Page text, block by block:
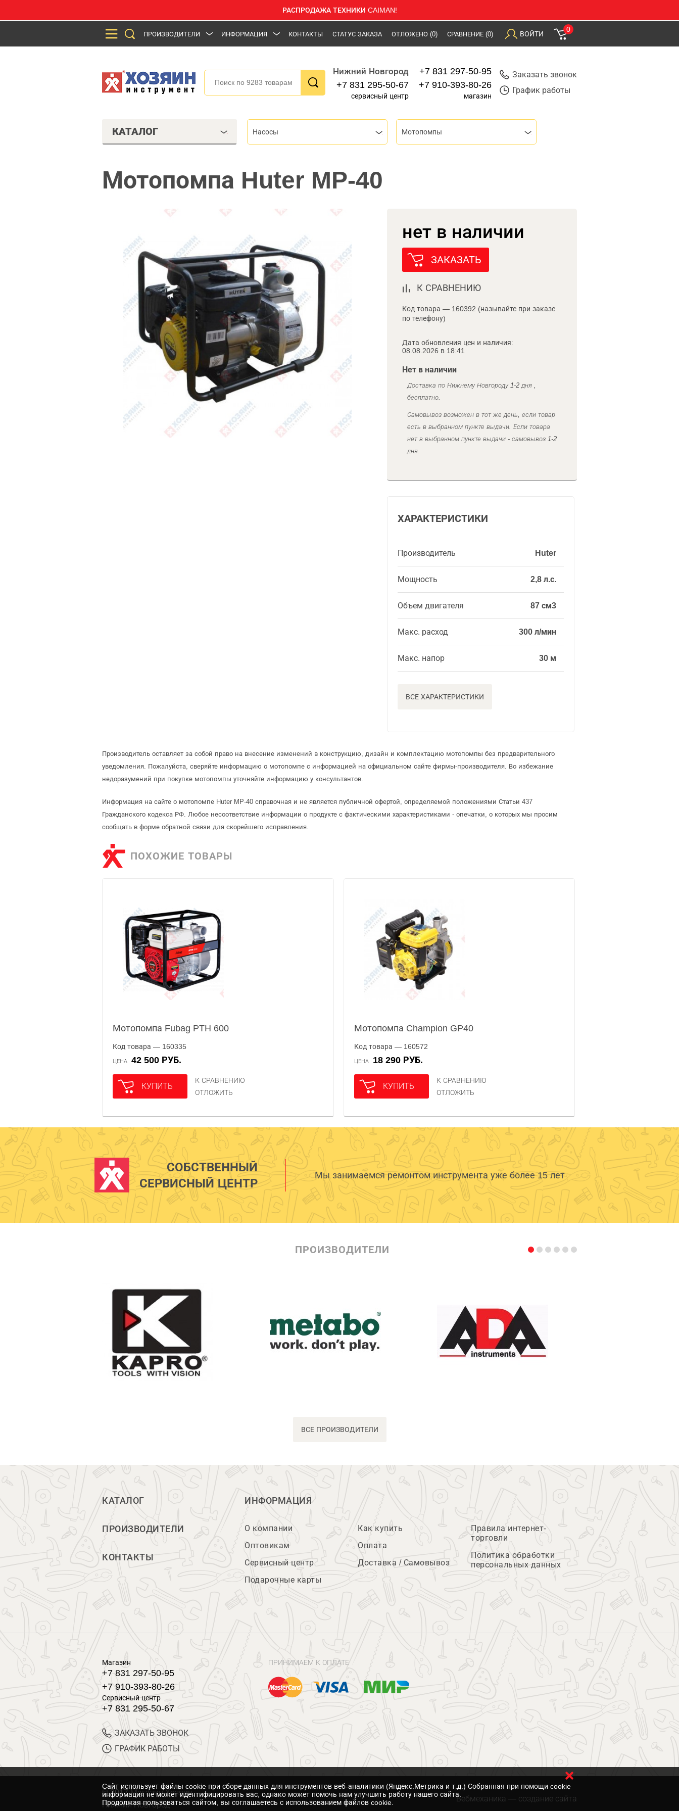
РАСПРОДАЖА ТЕХНИКИ CAIMAN!
ПРОИЗВОДИТЕЛИ ИНФОРМАЦИЯ КОНТАКТЫ СТАТУС ЗАКАЗА ОТЛОЖЕНО (0) СРАВНЕНИЕ (0) ВОЙТИ
0
Нижний Новгород
+7 831 295-50-67
сервисный центр
+7 831 297-50-95
+7 910-393-80-26
магазин
Заказать звонок
График работы
КАТАЛОГ Насосы Мотопомпы
Мотопомпа Huter MP-40
нет в наличии
ЗАКАЗАТЬ
К СРАВНЕНИЮ
Код товара — 160392 (называйте при заказе
по телефону)
Дата обновления цен и наличия:
08.08.2026 в 18:41
Нет в наличии
Доставка по Нижнему Новгороду 1-2 дня ,
бесплатно.
Самовывоз возможен в тот же день, если товар
есть в выбранном пункте выдачи. Если товара
нет в выбранном пункте выдачи - самовывоз 1-2
дня.
ХАРАКТЕРИСТИКИ
Производитель Huter
Мощность 2,8 л.с.
Объем двигателя 87 см3
Макс. расход 300 л/мин
Макс. напор 30 м
ВСЕ ХАРАКТЕРИСТИКИ
Производитель оставляет за собой право на внесение изменений в конструкцию, дизайн и комплектацию мотопомпы без предварительного
уведомления. Пожалуйста, сверяйте информацию о мотопомпе с информацией на официальном сайте фирмы-производителя. Во избежание
недоразумений при покупке мотопомпы уточняйте информацию у консультантов.
Информация на сайте о мотопомпе Huter MP-40 справочная и не является публичной офертой, определяемой положениями Статьи 437
Гражданского кодекса РФ. Любое несоответствие информации о продукте с фактическими характеристиками - опечатки, о которых мы просим
сообщать в форме обратной связи для скорейшего исправления.
ПОХОЖИЕ ТОВАРЫ
Мотопомпа Fubag PTH 600
Код товара — 160335
ЦЕНА 42 500 РУБ.
КУПИТЬ
К СРАВНЕНИЮ
ОТЛОЖИТЬ
Мотопомпа Champion GP40
Код товара — 160572
ЦЕНА 18 290 РУБ.
КУПИТЬ
К СРАВНЕНИЮ
ОТЛОЖИТЬ
СОБСТВЕННЫЙ
СЕРВИСНЫЙ ЦЕНТР
Мы занимаемся ремонтом инструмента уже более 15 лет
ПРОИЗВОДИТЕЛИ
ВСЕ ПРОИЗВОДИТЕЛИ
КАТАЛОГ
ПРОИЗВОДИТЕЛИ
КОНТАКТЫ
ИНФОРМАЦИЯ
О компании
Оптовикам
Сервисный центр
Подарочные карты
Как купить
Оплата
Доставка / Самовывоз
Правила интернет-
торговли
Политика обработки
персональных данных
Магазин
+7 831 297-50-95
+7 910-393-80-26
Сервисный центр
+7 831 295-50-67
ЗАКАЗАТЬ ЗВОНОК
ГРАФИК РАБОТЫ
ПРИНИМАЕМ К ОПЛАТЕ
© 2017 Магазин Хозяин
Нижний Новгород
Вебмеханика — создание сайта
Cайт использует файлы cookie при сборе данных для инструментов веб-аналитики (Яндекс.Метрика и т.д.) Собранная при помощи cookie
информация не может идентифицировать вас, однако может помочь нам улучшить работу нашего сайта.
Продолжая пользоваться сайтом, вы соглашаетесь с использованием файлов cookie.